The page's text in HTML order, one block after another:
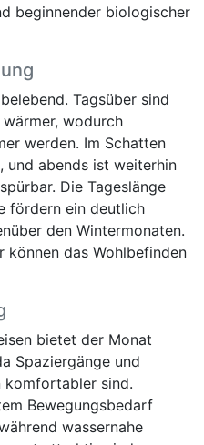
beginnender biologischer
Tagsüber sind
wodurch
werden. Im Schatten
abends ist weiterhin
Die Tageslänge
fördern ein deutlich
den Wintermonaten.
können das Wohlbefinden
bietet der Monat
Spaziergänge und
komfortabler sind.
Bewegungsbedarf
wassernahe